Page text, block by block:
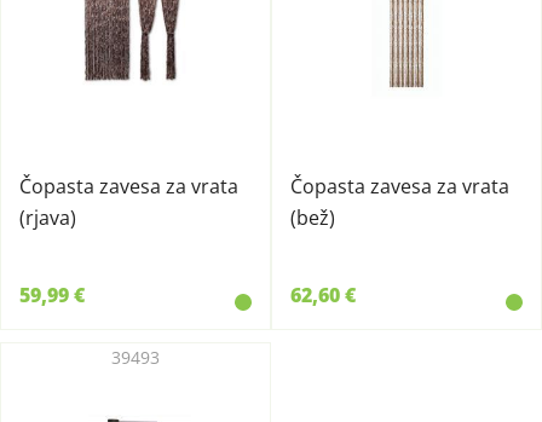
Čopasta zavesa za vrata
(rjava)
59,99 €
Čopasta zavesa za vrata
(bež)
62,60 €
39493